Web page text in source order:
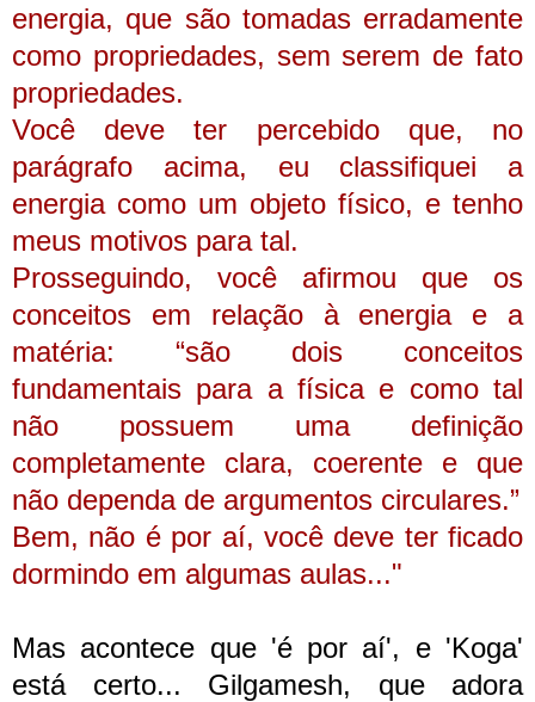
energia, que são tomadas erradamente
como propriedades, sem serem de fato
propriedades.
Você deve ter percebido que, no
parágrafo acima, eu classifiquei a
energia como um objeto físico, e tenho
meus motivos para tal.
Prosseguindo, você afirmou que os
conceitos em relação à energia e a
matéria: “são dois conceitos
fundamentais para a física e como tal
não possuem uma definição
completamente clara, coerente e que
não dependa de argumentos circulares.”
Bem, não é por aí, você deve ter ficado
dormindo em algumas aulas..."
Mas acontece que 'é por aí', e 'Koga'
está certo... Gilgamesh, que adora